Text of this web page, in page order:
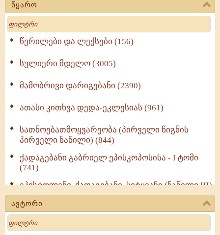
წყარო
Search
წერილები და ლექსები (156)
სულიერი მდელო (3005)
მამობრივი დარიგებანი (2390)
ათასი კითხვა დედა-ეკლესიას (961)
სათნოებათმოყვარეობა (პირველი წიგნის
პირველი ნაწილი) (844)
ქადაგებანი გაბრიელ ეპისკოპოსისა - I ტომი
(741)
ეპისტოლენი, ქადაგებანი, სიტყვანი (ნაწილი III)
(723)
მოძღვრის ძალზე სასარგებლო რჩევები
მრევლისათვის (545)
ავტორი
Search